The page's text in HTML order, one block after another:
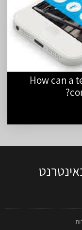
How can a